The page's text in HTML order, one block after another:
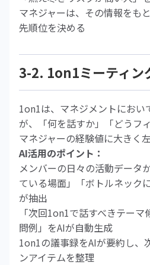
マネジャーは、その情報をも
先順位を決める
3-2. 1on1ミーティン
1on1は、マネジメントにおい
が、「何を話すか」「どうフ
マネジャーの経験値に大きく
AI活用のポイント：
メンバーの日々の活動データ
ている場面」「ボトルネック
が抽出
「次回1on1で話すべきテー
問例」をAIが自動生成
1on1の議事録をAIが要約し、
ンアイテムを整理